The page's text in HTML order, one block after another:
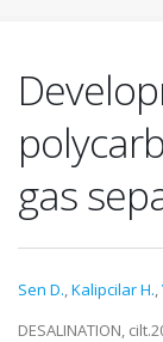
gas
Sen D.,Kalipcilar H.,
DESALINATION,